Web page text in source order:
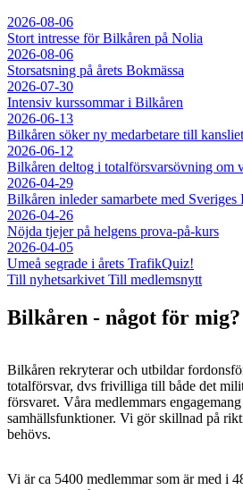
2026-08-06
Stort intresse för Bilkåren på Nolia
2026-08-06
Storsatsning på årets Bokmässa
2026-07-30
Intensiv kurssommar i Bilkåren
2026-06-13
Bilkåren söker ny medarbetare till kansliet
2026-06-12
Bilkåren deltog i totalförsvarsövning om
2026-04-29
Bilkåren inleder samarbete med Sveriges
2026-04-26
Nöjda tjejer på helgens prova-på-kurs
2026-04-05
Umeå segrade i årets TrafikQuiz!
Till nyhetsarkivet Till medlemsnytt
Bilkåren - något för mig?
Bilkåren rekryterar och utbildar
totalförsvar, dvs frivilliga till både det
försvaret. Våra medlemmars
samhällsfunktioner. Vi gör skillnad på
behövs.
Vi är ca 5400 medlemmar som är med i